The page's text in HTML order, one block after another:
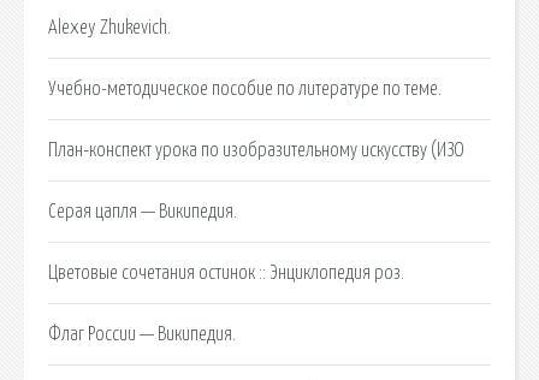
Alexey Zhukevich.
Учебно-методическое пособие по литературе по теме.
План-конспект урока по изобразительному искусству (ИЗО
Серая цапля — Википедия.
Цветовые сочетания остинок :: Энциклопедия роз.
Флаг России — Википедия.